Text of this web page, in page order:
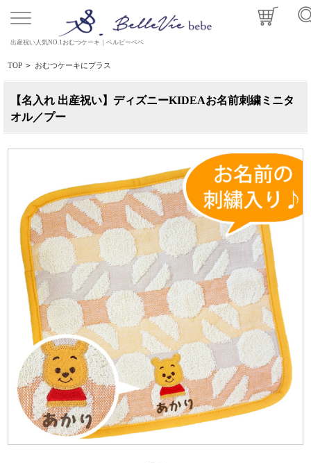
出産祝い人気NO.1おむつケーキ｜ベルビーベベ
TOP > おむつケーキにプラス
【名入れ 出産祝い】ディズニーKIDEAお名前刺繍ミニタ
オル／プー